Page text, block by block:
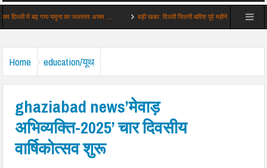
में बढ़ गया यमुना का जलस्तर असम … बड़ी खबर: दिल्ली जितनी बारिश पूरे महीने में होनी थी उतनी …
Home education/यूथ
ghaziabad news’मेवाड़
अभिव्यक्ति-2025’ चार दिवसीय
वार्षिकोत्सव शुरू